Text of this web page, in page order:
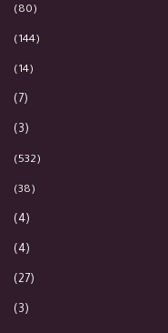
(80)
(144)
(14)
(7)
(3)
(532)
(38)
(4)
(4)
(27)
(3)